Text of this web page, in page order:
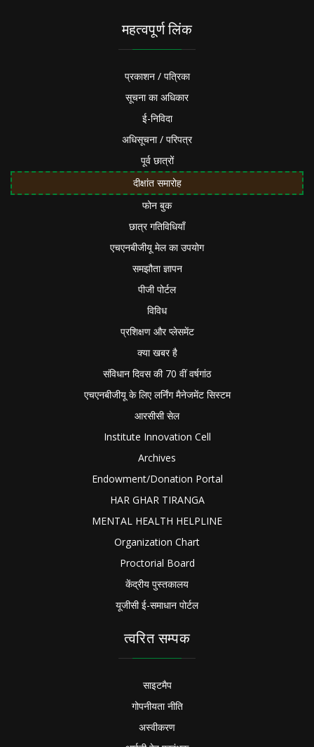
महत्वपूर्ण लिंक
प्रकाशन / पत्रिका
सूचना का अधिकार
ई-निविदा
अधिसूचना / परिपत्र
पूर्व छात्रों
दीक्षांत समारोह
फोन बुक
छात्र गतिविधियाँ
एचएनबीजीयू मेल का उपयोग
समझौता ज्ञापन
पीजी पोर्टल
विविध
प्रशिक्षण और प्लेसमेंट
क्या खबर है
संविधान दिवस की 70 वीं वर्षगांठ
एचएनबीजीयू के लिए लर्निंग मैनेजमेंट सिस्टम
आरसीसी सेल
Institute Innovation Cell
Archives
Endowment/Donation Portal
HAR GHAR TIRANGA
MENTAL HEALTH HELPLINE
Organization Chart
Proctorial Board
केंद्रीय पुस्तकालय
यूजीसी ई-समाधान पोर्टल
त्वरित सम्पक
साइटमैप
गोपनीयता नीति
अस्वीकरण